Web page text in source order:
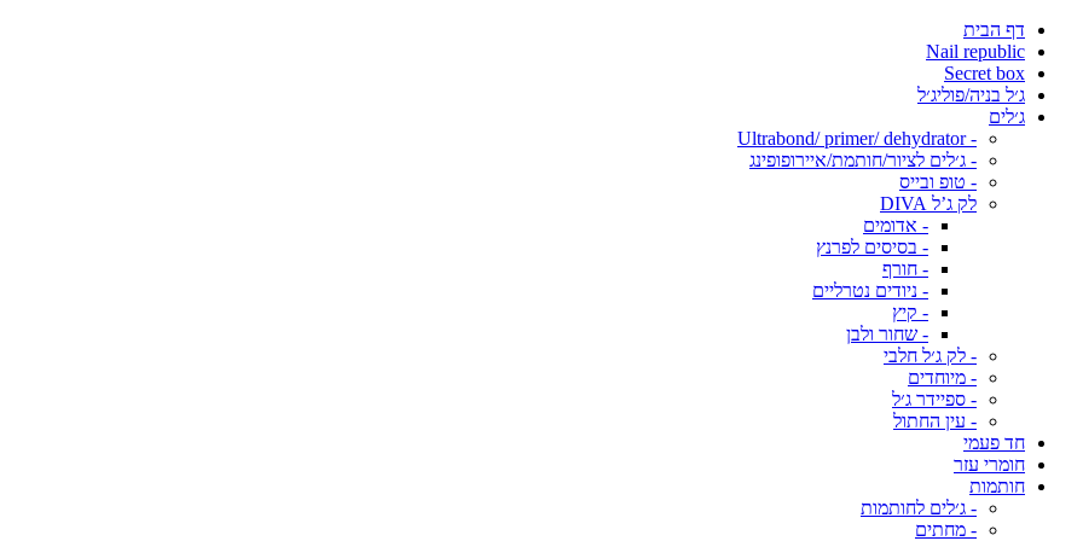
דף הבית
Nail republic
Secret box
ג׳ל בניה/פוליג׳ל
ג׳לים
- Ultrabond/ primer/ dehydrator
- ג׳לים לציור/חותמת/איירופופינג
- טופ ובייס
לק ג’ל DIVA
- אדומים
- בסיסים לפרנץ
- חורף
- ניודים נטרליים
- קיץ
- שחור ולבן
- לק ג׳ל חלבי
- מיוחדים
- ספיידר ג׳ל
- עין החתול
חד פעמי
חומרי עזר
חותמות
- ג׳לים לחותמות
- מחתים